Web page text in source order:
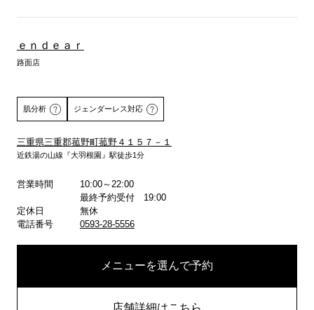
ｅｎｄｅａｒ
路面店
肌分析 ジェンダーレス対応
三重県三重郡菰野町菰野４１５７－１
近鉄湯の山線『大羽根園』駅徒歩1分
営業時間
10:00～22:00
最終予約受付 19:00
定休日
無休
電話番号
0593-28-5556
メニューを選んで予約
店舗詳細はこちら